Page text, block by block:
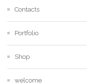
Contacts
Portfolio
Shop
welcome